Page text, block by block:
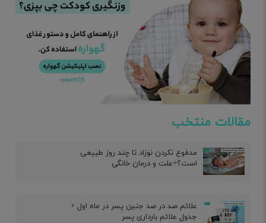
مقالات منتخب
مدفوع نکردن نوزاد تا چند روز طبیعی
است؟+علت و درمان خانگی
علائم صد در صد جنین پسر در ماه اول +
جدول علائم بارداری پسر